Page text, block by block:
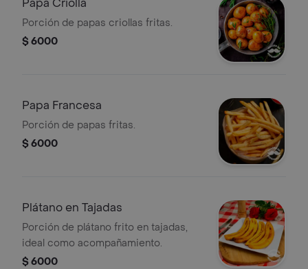
Papa Criolla
Porción de papas criollas fritas.
$ 6000
Papa Francesa
Porción de papas fritas.
$ 6000
Plátano en Tajadas
Porción de plátano frito en tajadas,
ideal como acompañamiento.
$ 6000